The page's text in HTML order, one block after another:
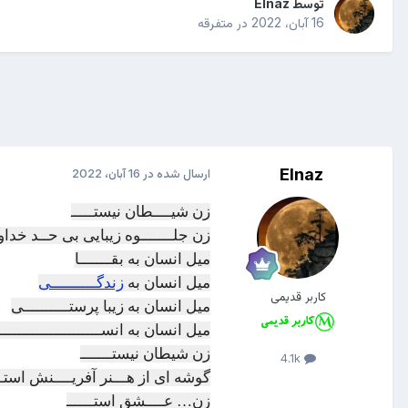
توسط Elnaz
16 آبان، 2022
در متفرقه
Elnaz
کاربر قدیمی
4.1k
ارسال شده در 16 آبان، 2022
زن شیــــطان نیستـــــ
زن جلـــــــوه زیبایی بی حــد
میل انسان به بقـــــــا
میل انسان به زندگــــــــــی
میل انسان به زیبا پرستــــــــــی
میل انسان به
زن شیطان نیستـــــــ
گوشه ای از هـــنر آفریــــنش
زن… عــــشق استــــــ